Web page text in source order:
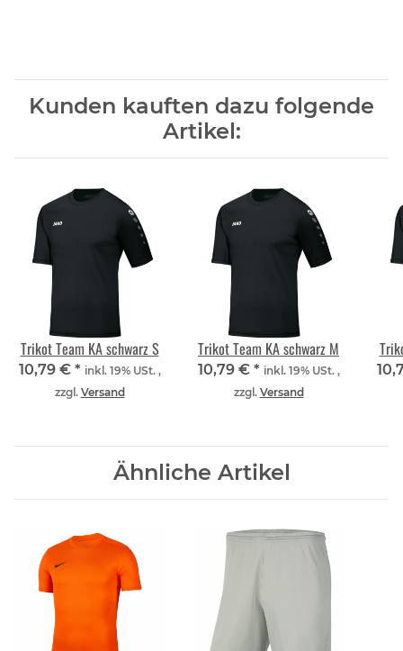
Kunden kauften dazu folgende
Artikel:
Trikot Team KA schwarz S
10,79 € * inkl. 19% USt. ,
zzgl. Versand
Trikot Team KA schwarz M
10,79 € * inkl. 19% USt. ,
zzgl. Versand
Ähnliche Artikel